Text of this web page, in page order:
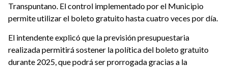
Transpuntano. El control implementado por el Municipio
permite utilizar el boleto gratuito hasta cuatro veces por día.
El intendente explicó que la previsión presupuestaria
realizada permitirá sostener la política del boleto gratuito
durante 2025, que podrá ser prorrogada gracias a la